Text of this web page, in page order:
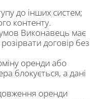
до інших систем;
контенту.
Виконавець має
договір без
оренди або
блокується, а дані
оренди